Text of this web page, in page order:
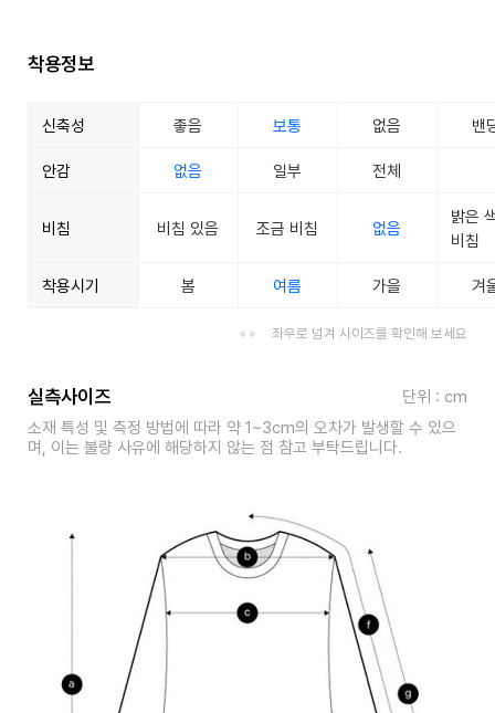
착용정보
신축성 좋음 보통 없음 밴
안감 없음 일부 전체
비침 비침 있음 조금 비침 없음
밝은
비침
착용시기 봄 여름 가을 겨
좌우로 넘겨 사이즈를 확인해 보세요
실측사이즈
단위 : cm
소재 특성 및 측정 방법에 따라 약 1~3cm의 오차가 발생할 수 있으
며, 이는 불량 사유에 해당하지 않는 점 참고 부탁드립니다.